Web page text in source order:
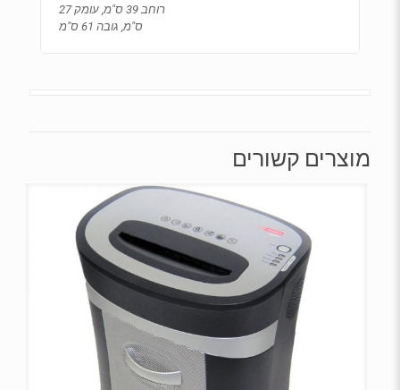
רוחב 39 ס"מ, עומק 27
ס"מ, גובה 61 ס"מ
מוצרים קשורים